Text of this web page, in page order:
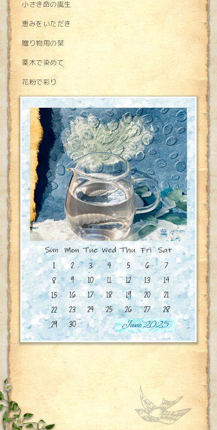
小さき命の誕生
恵みをいただき
贈り物用の栞
薬木で染めて
花粉で彩り